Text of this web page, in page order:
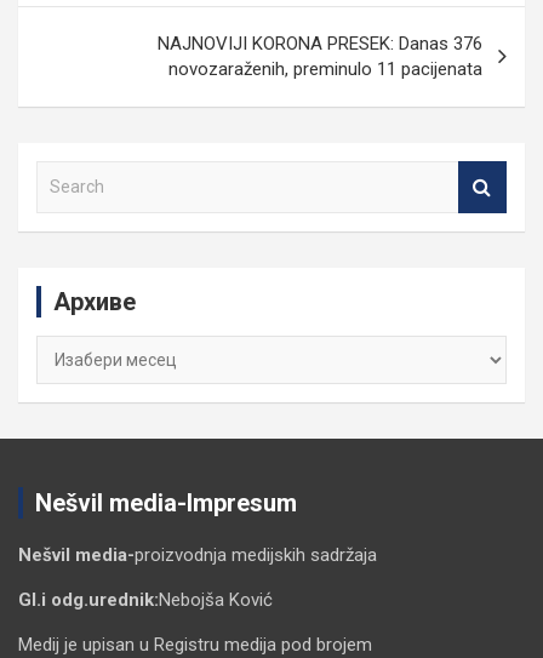
NAJNOVIJI KORONA PRESEK: Danas 376
novozaraženih, preminulo 11 pacijenata
Архиве
Архиве
Nešvil media-Impresum
Nešvil media-proizvodnja medijskih sadržaja
Gl.i odg.urednik:Nebojša Ković
Medij je upisan u Registru medija pod brojem